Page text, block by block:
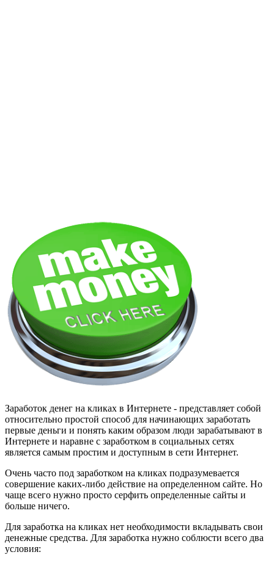
Заработок денег на кликах в Интернете - представляет собой
относительно простой способ для начинающих заработать
первые деньги и понять каким образом люди зарабатывают в
Интернете и наравне с заработком в социальных сетях
является самым простим и доступным в сети Интернет.
Очень часто под заработком на кликах подразумевается
совершение каких-либо действие на определенном сайте. Но
чаще всего нужно просто серфить определенные сайты и
больше ничего.
Для заработка на кликах нет необходимости вкладывать свои
денежные средства. Для заработка нужно соблюсти всего два
условия: